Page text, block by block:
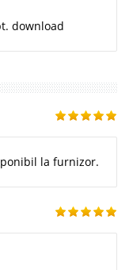
download
la furnizor.